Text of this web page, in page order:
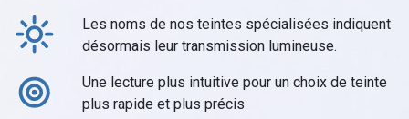
Les noms de nos teintes spécialisées indiquent
désormais leur transmission lumineuse.
Une lecture plus intuitive pour un choix de teinte
plus rapide et plus précis